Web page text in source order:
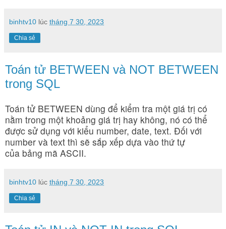
binhtv10 lúc tháng 7 30, 2023
Chia sẻ
Toán tử BETWEEN và NOT BETWEEN
trong SQL
Toán tử BETWEEN dùng để kiểm tra một giá trị có
nằm trong một khoảng giá trị hay không, nó có thể
được sử dụng với kiểu number, date, text. Đối với
number và text thì sẽ sắp xếp dựa vào thứ tự
của bảng mã ASCII.
binhtv10 lúc tháng 7 30, 2023
Chia sẻ